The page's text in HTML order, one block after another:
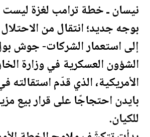
نيسان ـ خطةترامبلغزة
بوجه جديد؛ انتقال من الاحتلال
إلى استعمار الشركات- جوش
الشؤون العسكرية في وزارة
الأمريكية، الذي قدّم استقالته
بايدن احتجاجًا على قرار بيع
للكيان.